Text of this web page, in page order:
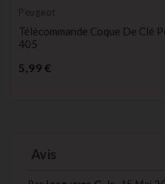
Peugeot
Télécommande Coque De Clé
405
5,99 €
Avis